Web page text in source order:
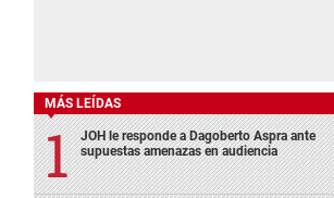
MÁS LEÍDAS
JOH le responde a Dagoberto Aspra ante
supuestas amenazas en audiencia